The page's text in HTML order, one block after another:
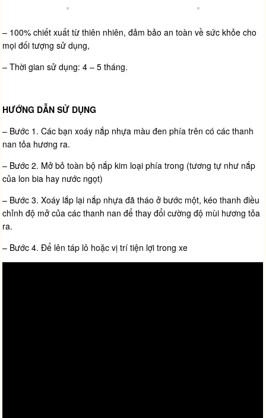
– 100% chiết xuất từ thiên nhiên, đảm bảo an toàn về sức khỏe cho
mọi đối tượng sử dụng,
– Thời gian sử dụng: 4 – 5 tháng.
HƯỚNG DẪN SỬ DỤNG
– Bước 1. Các bạn xoáy nắp nhựa màu đen phía trên có các thanh
nan tỏa hương ra.
– Bước 2. Mở bỏ toàn bộ nắp kim loại phía trong (tương tự như nắp
của lon bia hay nước ngọt)
– Bước 3. Xoáy lắp lại nắp nhựa đã tháo ở bước một, kéo thanh điều
chỉnh độ mở của các thanh nan để thay đổi cường độ mùi hương tỏa
ra.
– Bước 4. Để lên táp lô hoặc vị trí tiện lợi trong xe